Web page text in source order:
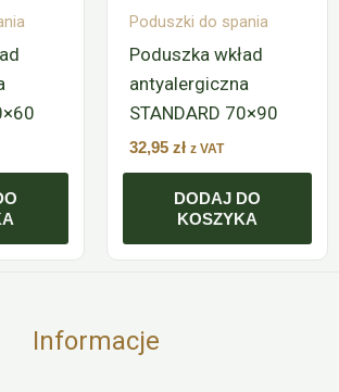
Poduszki do spania
Poduszka wkład
antyalergiczna
STANDARD 70×90
32,95 zł z VAT
DODAJ DO
KOSZYKA
Informacje